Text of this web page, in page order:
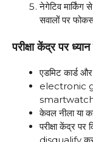
नेगेटिव
सवालों पर
परीक्षा केंद्र पर
एडमिट कार्ड
electronic
smartwatch
केवल नीला या
परीक्षा केंद्र
disqualify कर